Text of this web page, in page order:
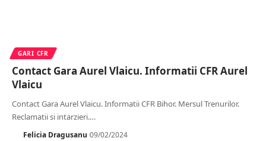
GARI CFR
Contact Gara Aurel Vlaicu. Informatii CFR Aurel
Vlaicu
Contact Gara Aurel Vlaicu. Informatii CFR Bihor. Mersul Trenurilor.
Reclamatii si intarzieri.…
Felicia Dragusanu 09/02/2024